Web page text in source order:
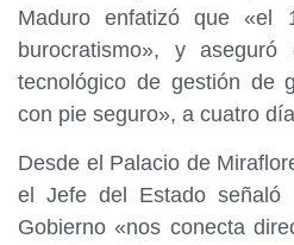
Maduro enfatizó que «el
burocratismo», y
tecnológico de gestión de
con pie seguro», a cuatro
Desde el Palacio de
el Jefe del Estado
Gobierno «nos conecta